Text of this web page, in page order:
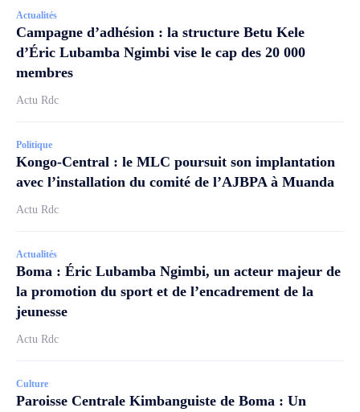
Actualités
Campagne d’adhésion : la structure Betu Kele
d’Éric Lubamba Ngimbi vise le cap des 20 000
membres
Actu Rdc
Politique
Kongo-Central : le MLC poursuit son implantation
avec l’installation du comité de l’AJBPA à Muanda
Actu Rdc
Actualités
Boma : Éric Lubamba Ngimbi, un acteur majeur de
la promotion du sport et de l’encadrement de la
jeunesse
Actu Rdc
Culture
Paroisse Centrale Kimbanguiste de Boma : Un